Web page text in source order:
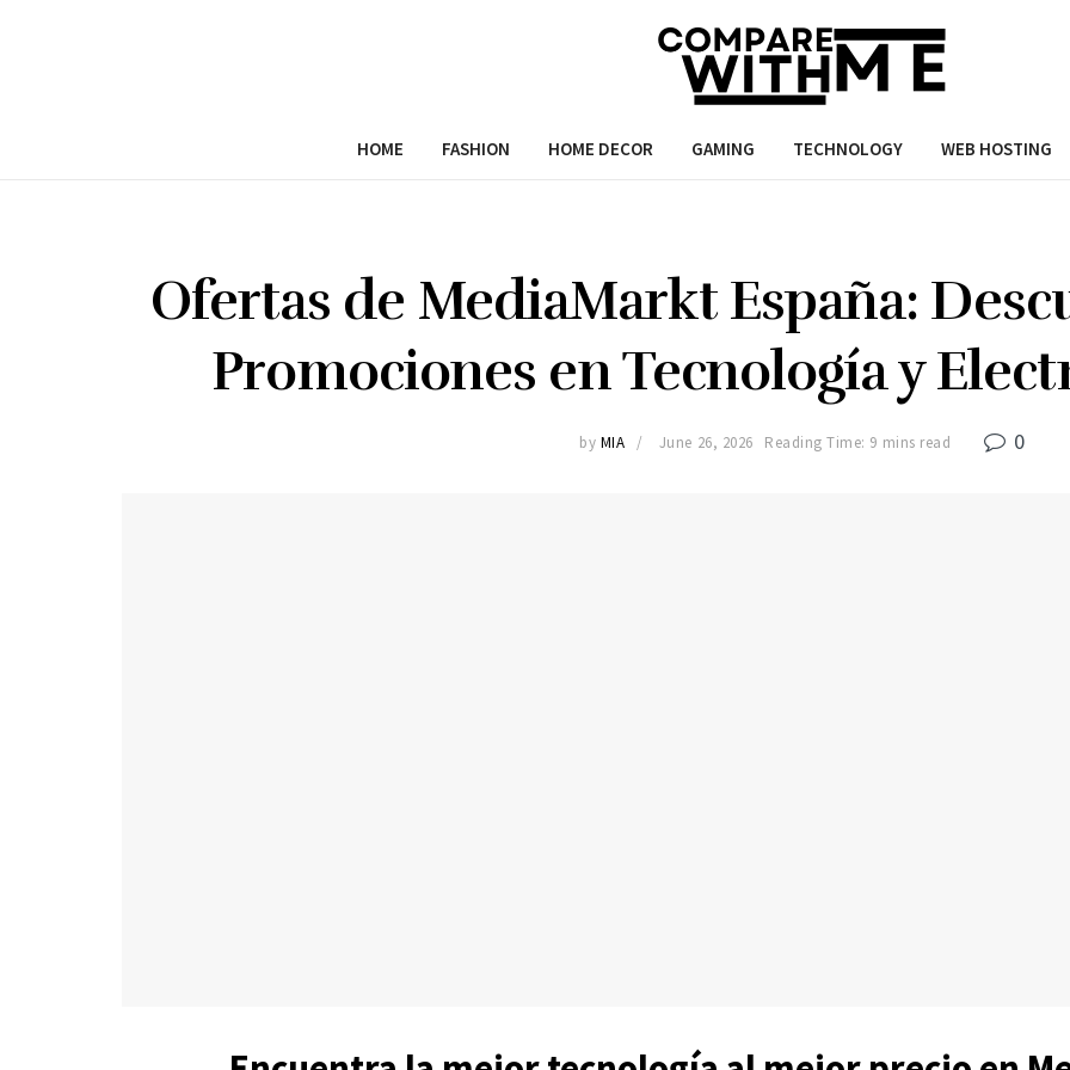
HOME FASHION HOME DECOR GAMING TECHNOLOGY WEB HOSTING
Ofertas de MediaMarkt España:
Promociones en Tecnología y
by MIA June 26, 2026 Reading Time: 9 mins read 0